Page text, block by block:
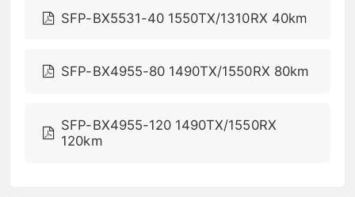
SFP-BX5531-40 1550TX/1310RX 40km
SFP-BX4955-80 1490TX/1550RX 80km
SFP-BX4955-120 1490TX/1550RX
120km